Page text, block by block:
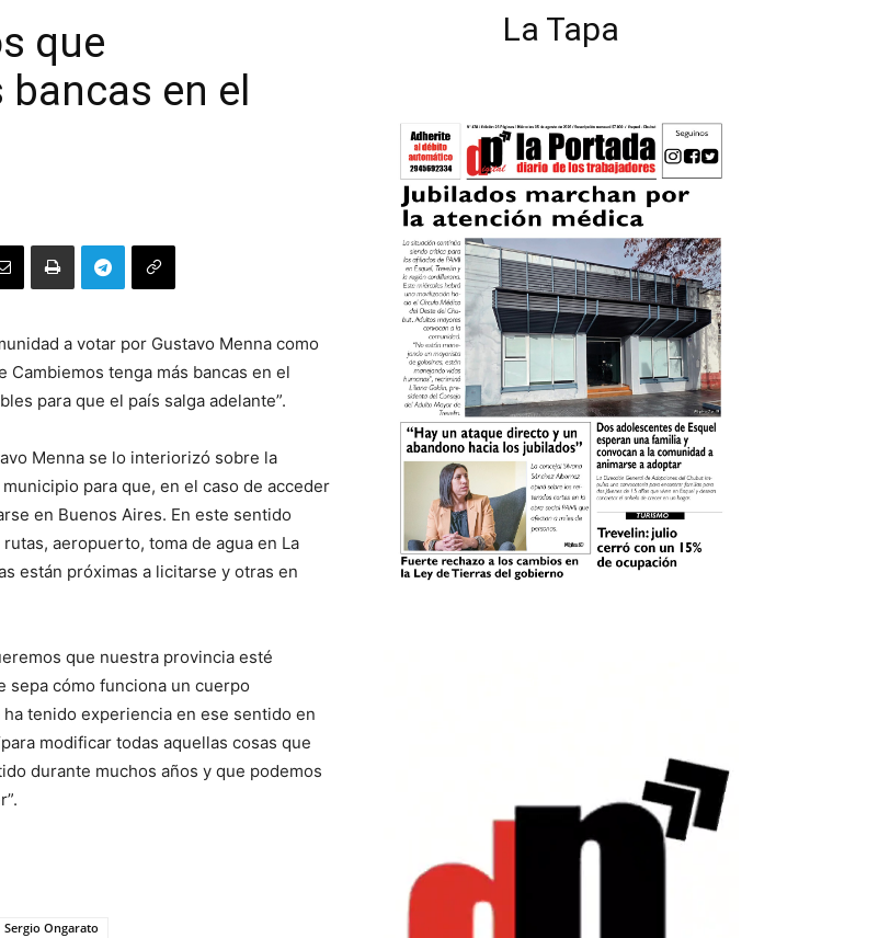
que
en el
a votar por Gustavo Menna como
tenga más bancas en el
para que el país salga adelante”.
Menna se lo interiorizó sobre la
para que, en el caso de acceder
en Buenos Aires. En este sentido
aeropuerto, toma de agua en La
están próximas a licitarse y otras en
que nuestra provincia esté
sepa cómo funciona un cuerpo
tenido experiencia en ese sentido en
modificar todas aquellas cosas que
durante muchos años y que podemos
Sergio Ongarato
La Tapa